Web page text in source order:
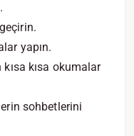
yapın.
kısa okumalar
sohbetlerini